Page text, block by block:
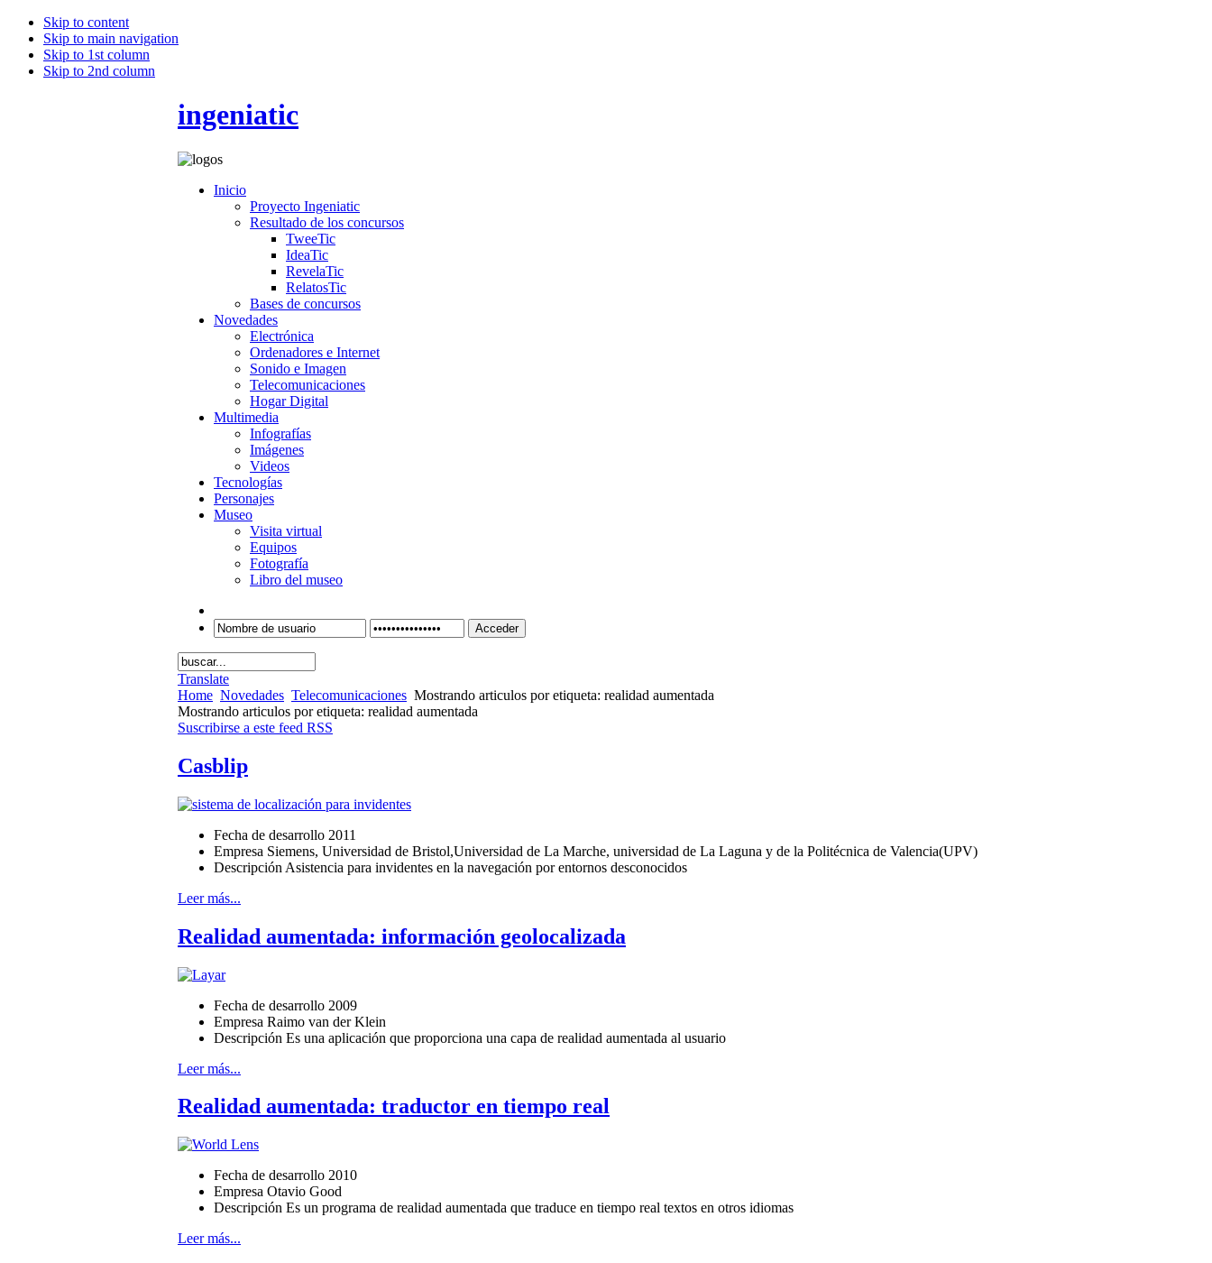
Skip to content
Skip to main navigation
Skip to 1st column
Skip to 2nd column
ingeniatic
Inicio
Proyecto Ingeniatic
Resultado de los concursos
TweeTic
IdeaTic
RevelaTic
RelatosTic
Bases de concursos
Novedades
Electrónica
Ordenadores e Internet
Sonido e Imagen
Telecomunicaciones
Hogar Digital
Multimedia
Infografías
Imágenes
Videos
Tecnologías
Personajes
Museo
Visita virtual
Equipos
Fotografía
Libro del museo
Acceder
Translate
Home Novedades Telecomunicaciones Mostrando articulos por etiqueta: realidad aumentada
Mostrando articulos por etiqueta: realidad aumentada
Suscribirse a este feed RSS
Casblip
Fecha de desarrollo 2011
Empresa Siemens, Universidad de Bristol,Universidad de La Marche, universidad de La Laguna y de la Politécnica de Valencia(UPV)
Descripción Asistencia para invidentes en la navegación por entornos desconocidos
Leer más...
Realidad aumentada: información geolocalizada
Fecha de desarrollo 2009
Empresa Raimo van der Klein
Descripción Es una aplicación que proporciona una capa de realidad aumentada al usuario
Leer más...
Realidad aumentada: traductor en tiempo real
Fecha de desarrollo 2010
Empresa Otavio Good
Descripción Es un programa de realidad aumentada que traduce en tiempo real textos en otros idiomas
Leer más...